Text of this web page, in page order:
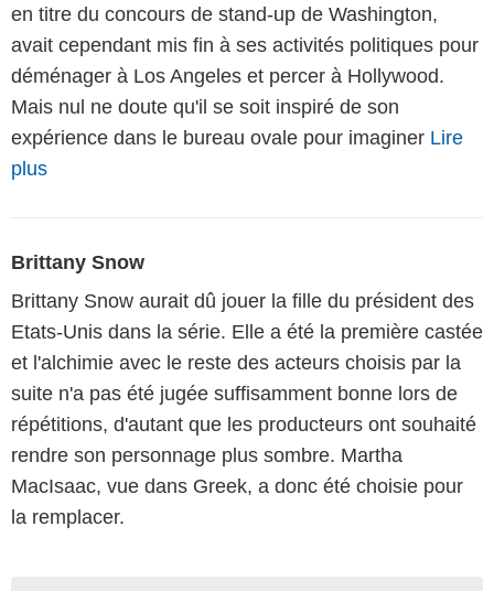
en titre du concours de stand-up de Washington,
avait cependant mis fin à ses activités politiques pour
déménager à Los Angeles et percer à Hollywood.
Mais nul ne doute qu'il se soit inspiré de son
expérience dans le bureau ovale pour imaginer Lire
plus
Brittany Snow
Brittany Snow aurait dû jouer la fille du président des
Etats-Unis dans la série. Elle a été la première castée
et l'alchimie avec le reste des acteurs choisis par la
suite n'a pas été jugée suffisamment bonne lors de
répétitions, d'autant que les producteurs ont souhaité
rendre son personnage plus sombre. Martha
MacIsaac, vue dans Greek, a donc été choisie pour
la remplacer.